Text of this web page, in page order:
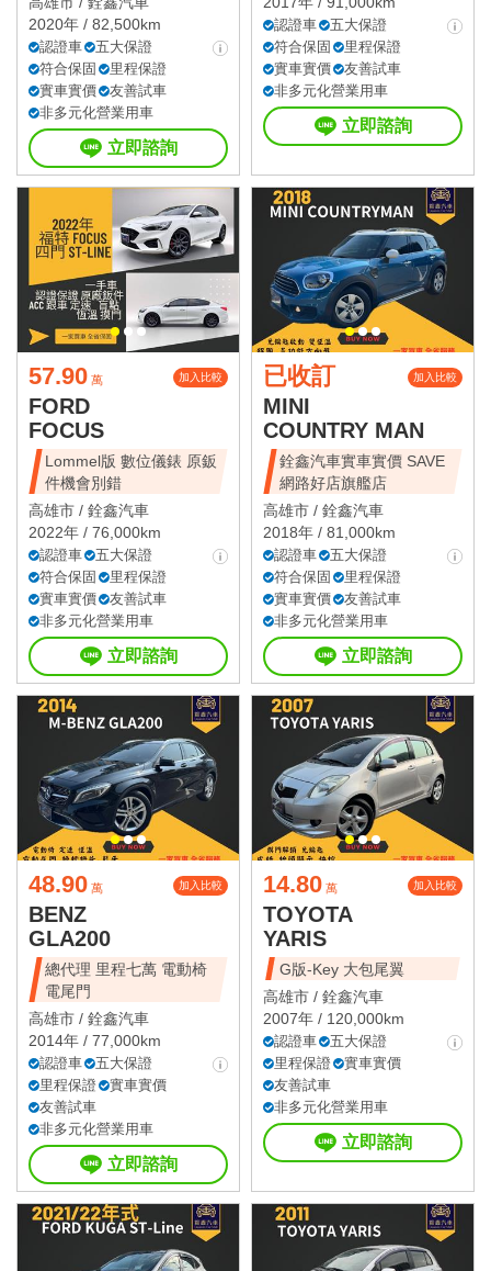
2020年 / 82,500km
認證車
五大保證
符合保固
里程保證
實車實價
友善試車
非多元化營業用車
立即諮詢
認證車
五大保證
符合保固
里程保證
實車實價
友善試車
非多元化營業用車
立即諮詢
57.90 萬 加入比較
FORD
FOCUS
Lommel版 數位儀錶 原鈑
件機會別錯
高雄市 / 銓鑫汽車
2022年 / 76,000km
認證車
五大保證
符合保固
里程保證
實車實價
友善試車
非多元化營業用車
立即諮詢
已收訂 加入比較
MINI
COUNTRY MAN
銓鑫汽車實車實價 SAVE
網路好店旗艦店
高雄市 / 銓鑫汽車
2018年 / 81,000km
認證車
五大保證
符合保固
里程保證
實車實價
友善試車
非多元化營業用車
立即諮詢
48.90 萬 加入比較
BENZ
GLA200
總代理 里程七萬 電動椅
電尾門
高雄市 / 銓鑫汽車
2014年 / 77,000km
認證車
五大保證
里程保證
實車實價
友善試車
非多元化營業用車
立即諮詢
14.80 萬 加入比較
TOYOTA
YARIS
G版-Key 大包尾翼
高雄市 / 銓鑫汽車
2007年 / 120,000km
認證車
五大保證
里程保證
實車實價
友善試車
非多元化營業用車
立即諮詢